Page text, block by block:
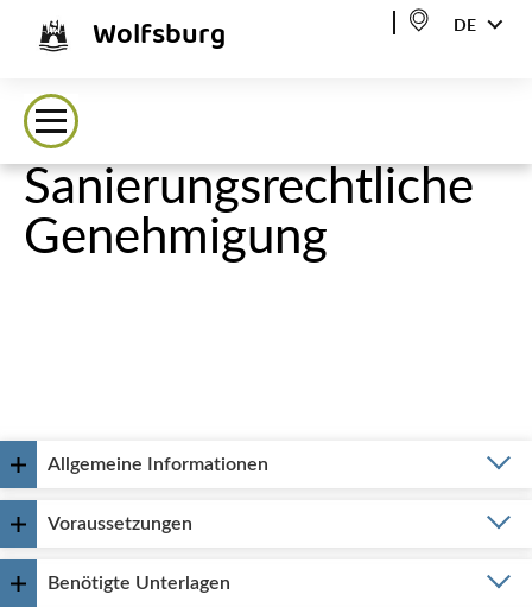
Wolfsburg DE
Sanierungsrechtliche
Genehmigung
Allgemeine Informationen
Voraussetzungen
Benötigte Unterlagen